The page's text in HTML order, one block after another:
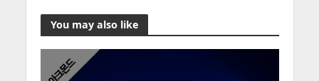
You may also like